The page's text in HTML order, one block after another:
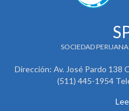
SOCIEDAD
Dirección: Av. José Pardo 138
(511) 445-1954